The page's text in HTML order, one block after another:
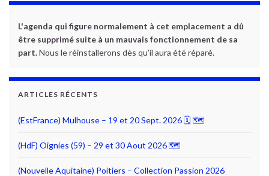
L'agenda qui figure normalement à cet emplacement a dû
être supprimé suite à un mauvais fonctionnement de sa
part.Nous le réinstallerons dès qu'il aura été réparé.
ARTICLES RÉCENTS
(EstFrance) Mulhouse – 19 et 20 Sept. 2026 🗓 🗺
(HdF) Oignies (59) – 29 et 30 Aout 2026 🗺
(Nouvelle Aquitaine) Poitiers – Collection Passion 2026